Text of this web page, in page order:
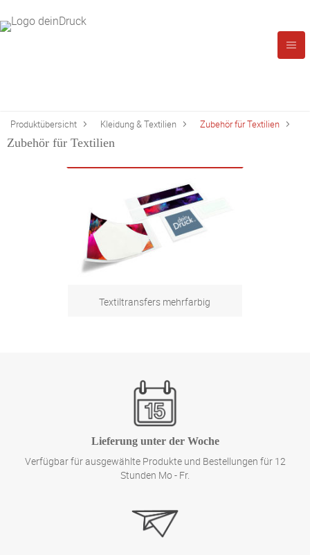
Produktübersicht Kleidung & Textilien Zubehör für Textilien
Zubehör für Textilien
Textiltransfers mehrfarbig
Lieferung unter der Woche
Verfügbar für ausgewählte Produkte und Bestellungen für 12
Stunden Mo - Fr.